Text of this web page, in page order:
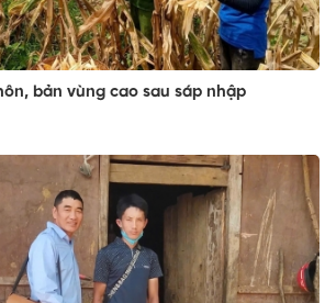
bản vùng cao sau sáp nhập